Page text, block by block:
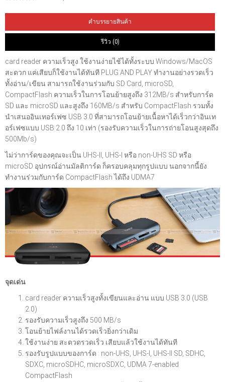
คำบรรยายสินค้า
รีวิว (0)
card reader ความเร็วสูง ใช้งานง่ายไช้ได้ทั้งระบบ Windows/MacOS
สะดวก แค่เสียบก็ใช้งานได้ทันที PLUG AND PLAY ทำงานอย่างรวดเร็ว
ทั้งอ่าน/เขียน สามารถใช้งานร่วมกับ SD Card, microSD,
CompactFlash ความเร็วในการโอนย้ายสูงถึง 312MB/s สำหรับการ์ด
SD และ microSD และสูงถึง 160MB/s สำหรับ CompactFlash รวมทั้ง
นำเสนออินเทอร์เฟซ USB 3.0 ที่สามารถโอนย้ายเนื้อหาได้เร็วกว่าอินเท
อร์เฟซแบบ USB 2.0 ถึง 10 เท่า (รองรับความเร็วในการถ่ายโอนสูงสุดถึง
500Mb/s)
ไม่ว่าการ์ดของคุณจะเป็น UHS-II, UHS-I หรือ non-UHS SD หรือ
microSD อุปกรณ์อ่านมัลติการ์ด ก็ครอบคลุมทุกรูปแบบ นอกจากนี้ยัง
ทำงานร่วมกับการ์ด CompactFlash ได้ถึง UDMA7
จุดเด่น
card reader ความเร็วสูงทั้งเขียนและอ่าน แบบ USB 3.0 (USB
2.0)
รองรับความเร็วสูงถึง 500 MB/s
โอนย้ายไฟล์งานได้รวดเร็วยิ่งกว่าเดิม
ใช้งานง่าย สะดวดรวดเร็ว เสียบแล้วใช้งานได้ทันที
รองรับรูปแบบของการ์ด : non-UHS, UHS-I, UHS-II SD, SDHC,
SDXC, microSDHC, microSDXC, UDMA 7-enabled
CompactFlash